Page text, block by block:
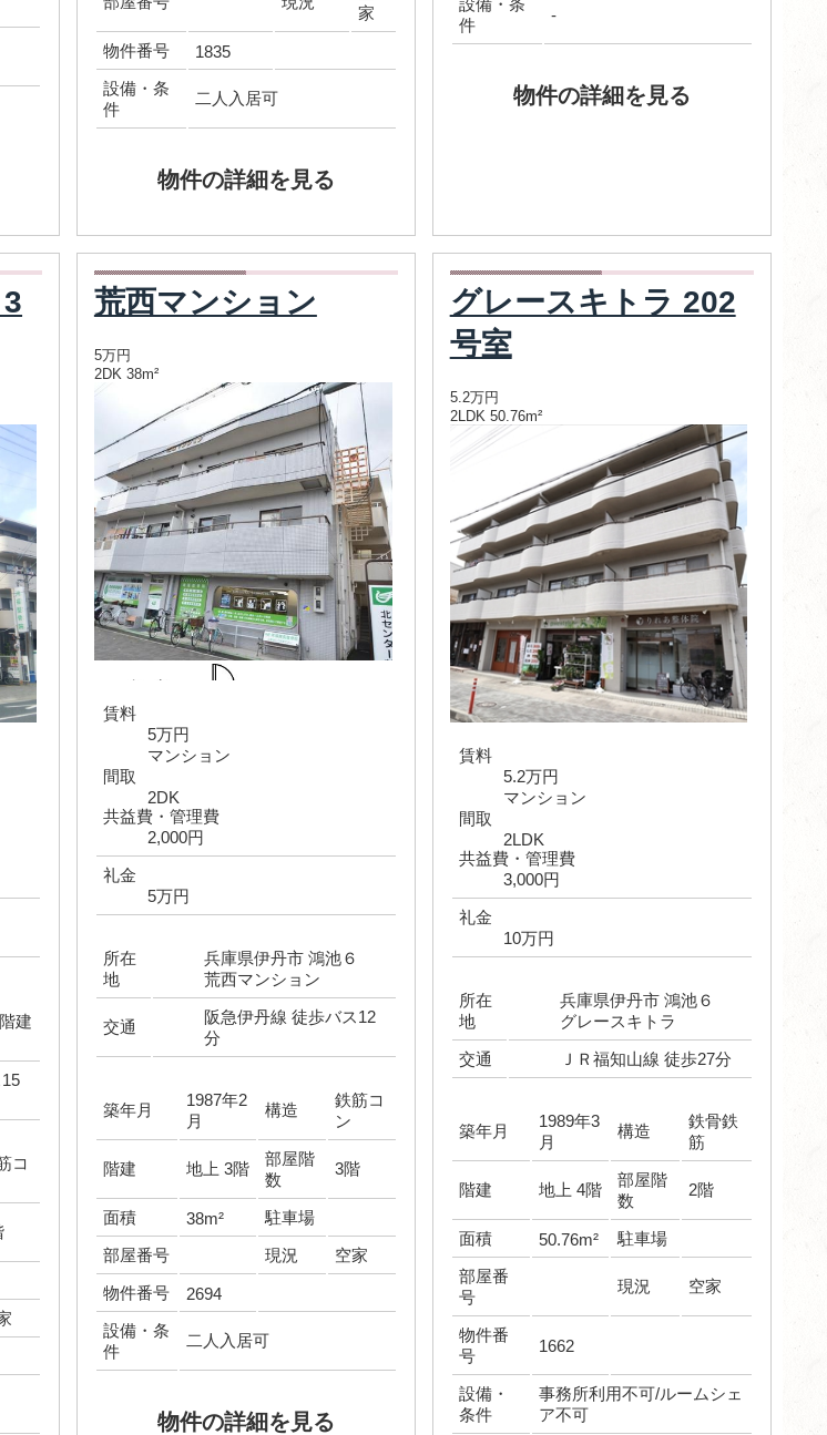
家
物件番号
1835
設備・条
件
二人入居可
物件の詳細を見る
件
-
物件の詳細を見る
建
コ
荒西マンション
5万円
2DK 38m²
賃料
5万円
マンション
間取
2DK
共益費・管理費
2,000円
礼金
5万円
所在
地
兵庫県伊丹市 鴻池６
荒西マンション
交通
阪急伊丹線 徒歩バス12
分
築年月
1987年2
月
構造
鉄筋コ
ン
階建 地上 3階
部屋階
数
3階
面積 38m²
駐車場
部屋番号
現況
空家
物件番号
2694
設備・条
件
二人入居可
物件の詳細を見る
グレースキトラ 202
号室
5.2万円
2LDK 50.76m²
賃料
5.2万円
マンション
間取
2LDK
共益費・管理費
3,000円
礼金
10万円
所在
地
兵庫県伊丹市 鴻池６
グレースキトラ
交通
ＪＲ福知山線 徒歩27分
築年月
1989年3
月
構造
鉄骨鉄
筋
階建 地上 4階
部屋階
数
2階
面積 50.76m²
駐車場
部屋番
号
現況 空家
物件番
号
1662
設備・
条件
事務所利用不可/ルームシェ
ア不可